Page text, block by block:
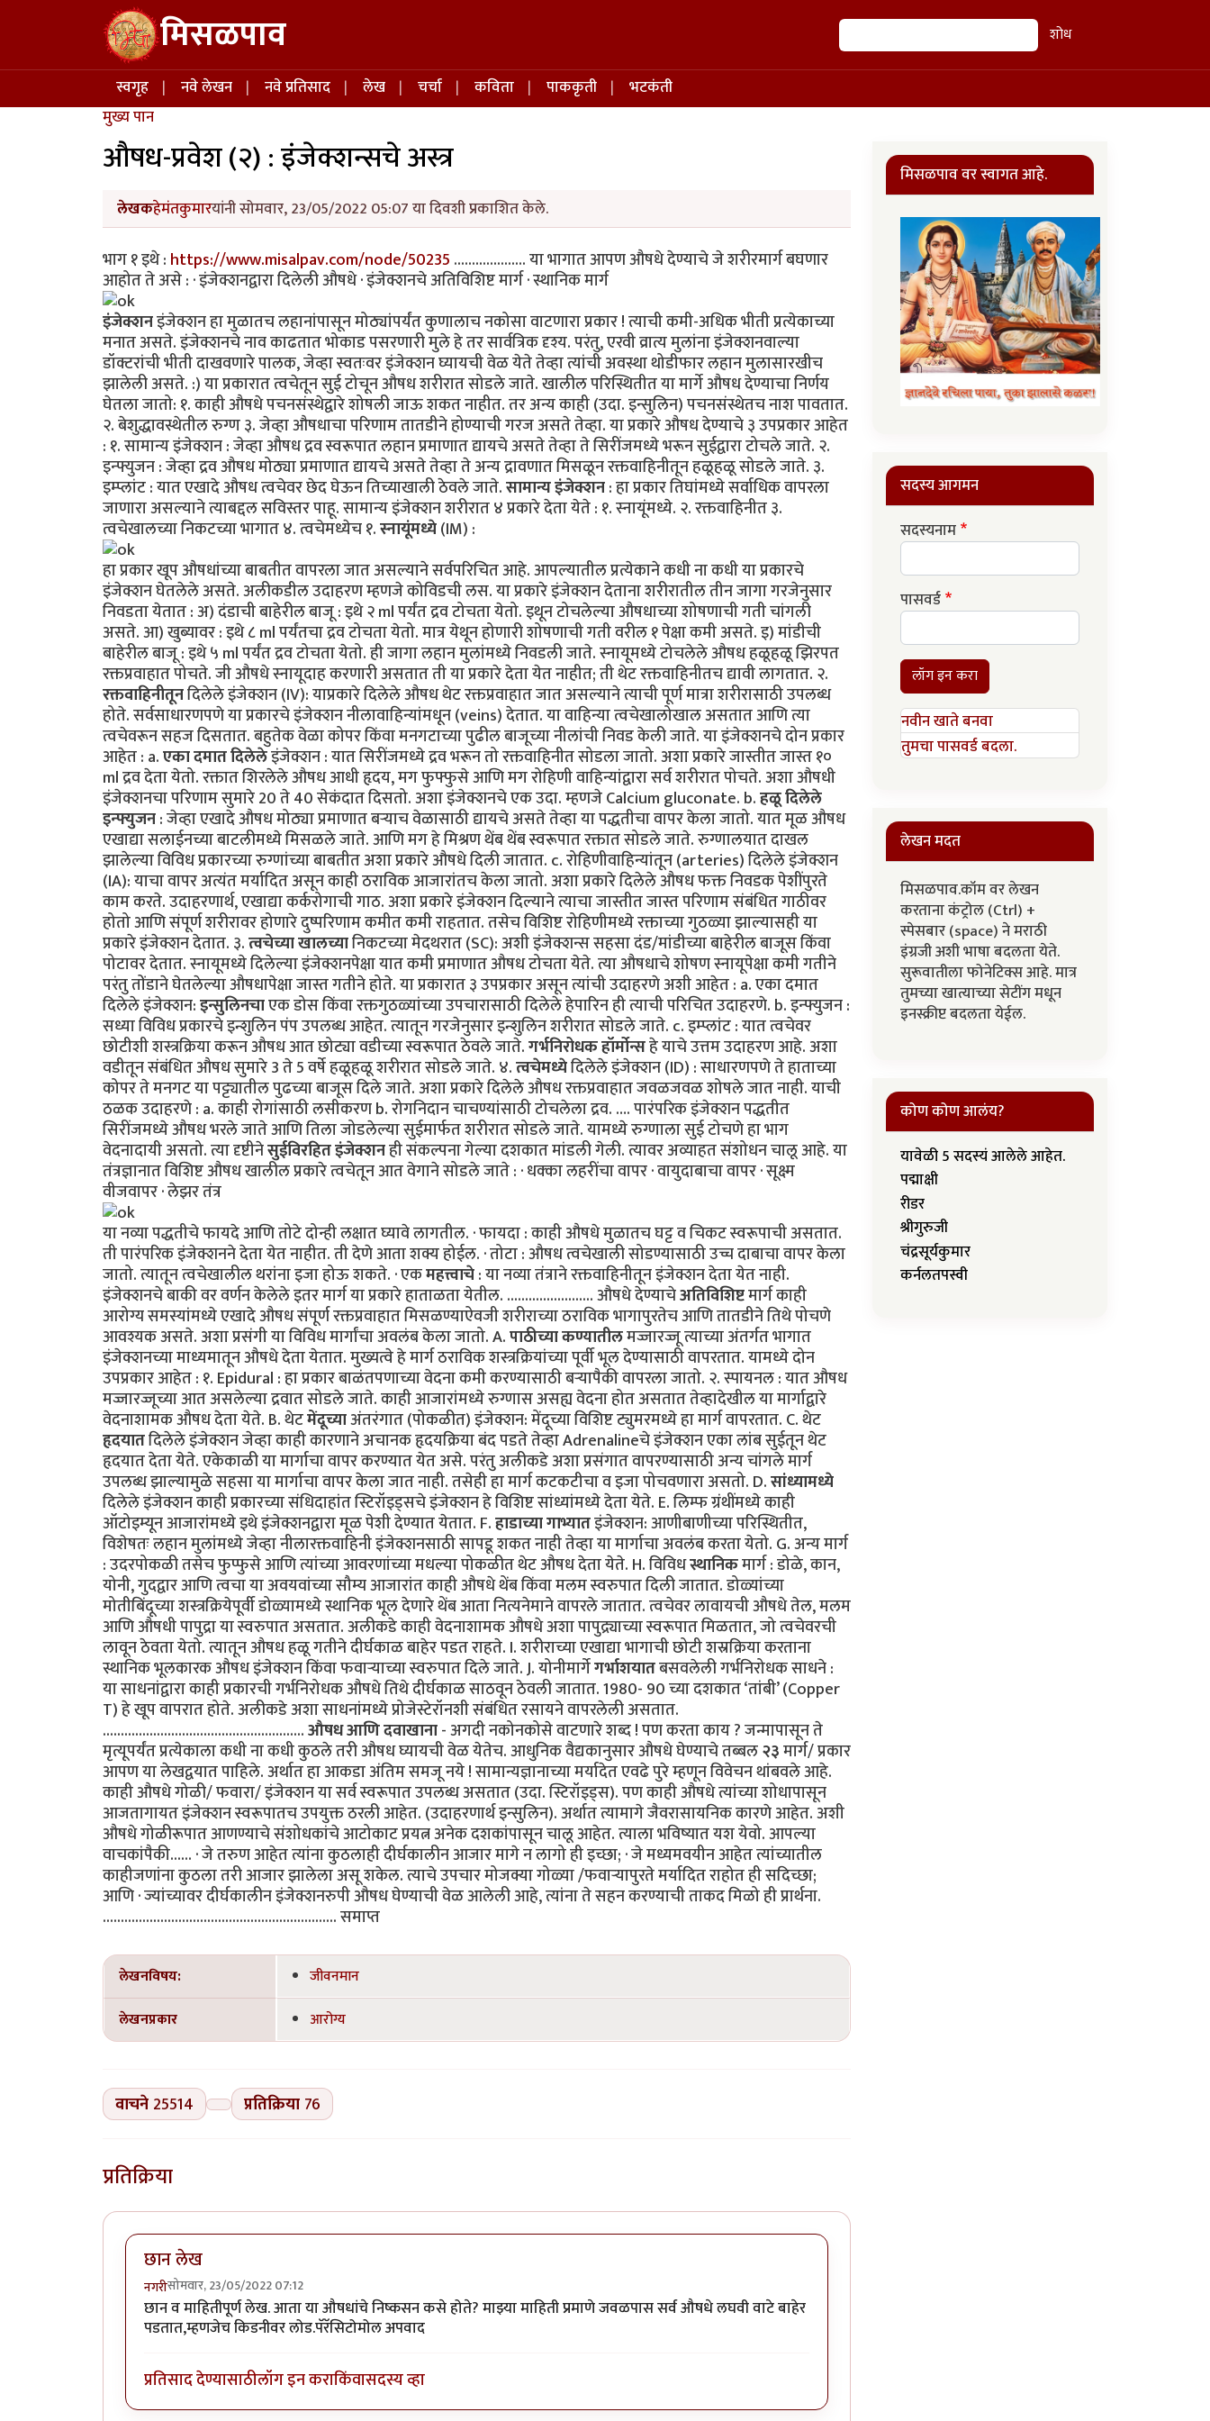
Skip to main content मिसळपाव शोध शोध
Main navigation
स्वगृह नवे लेखन नवे प्रतिसाद लेख चर्चा कविता पाककृती
भटकंती
मुख्य पान
औषध-प्रवेश (२) : इंजेक्शन्सचे अस्त्र
लेखकहेमंतकुमारयांनी सोमवार, 23/05/2022 05:07 या दिवशी प्रकाशित केले.
भाग १ इथे :https://www.misalpav.com/node/50235.................... या भागात आपण औषधे देण्याचे जे शरीरमार्ग बघणार
आहोत ते असे : · इंजेक्शनद्वारा दिलेली औषधे · इंजेक्शनचे अतिविशिष्ट मार्ग · स्थानिक मार्ग
इंजेक्शनइंजेक्शन हा मुळातच लहानांपासून मोठ्यांपर्यंत कुणालाच नकोसा वाटणारा प्रकार ! त्याची कमी-अधिक भीती प्रत्येकाच्या
मनात असते. इंजेक्शनचे नाव काढतात भोकाड पसरणारी मुले हे तर सार्वत्रिक दृश्य. परंतु, एरवी व्रात्य मुलांना इंजेक्शनवाल्या
डॉक्टरांची भीती दाखवणारे पालक, जेव्हा स्वतःवर इंजेक्शन घ्यायची वेळ येते तेव्हा त्यांची अवस्था थोडीफार लहान मुलासारखीच
झालेली असते. :) या प्रकारात त्वचेतून सुई टोचून औषध शरीरात सोडले जाते. खालील परिस्थितीत या मार्गे औषध देण्याचा निर्णय
घेतला जातो: १. काही औषधे पचनसंस्थेद्वारे शोषली जाऊ शकत नाहीत. तर अन्य काही (उदा. इन्सुलिन) पचनसंस्थेतच नाश पावतात.
२. बेशुद्धावस्थेतील रुग्ण ३. जेव्हा औषधाचा परिणाम तातडीने होण्याची गरज असते तेव्हा. या प्रकारे औषध देण्याचे ३ उपप्रकार आहेत
: १. सामान्य इंजेक्शन : जेव्हा औषध द्रव स्वरूपात लहान प्रमाणात द्यायचे असते तेव्हा ते सिरींजमध्ये भरून सुईद्वारा टोचले जाते. २.
इन्फ्युजन : जेव्हा द्रव औषध मोठ्या प्रमाणात द्यायचे असते तेव्हा ते अन्य द्रावणात मिसळून रक्तवाहिनीतून हळूहळू सोडले जाते. ३.
इम्प्लांट : यात एखादे औषध त्वचेवर छेद घेऊन तिच्याखाली ठेवले जाते.सामान्य इंजेक्शन: हा प्रकार तिघांमध्ये सर्वाधिक वापरला
जाणारा असल्याने त्याबद्दल सविस्तर पाहू. सामान्य इंजेक्शन शरीरात ४ प्रकारे देता येते : १. स्नायूंमध्ये. २. रक्तवाहिनीत ३.
त्वचेखालच्या निकटच्या भागात ४. त्वचेमध्येच १.स्नायूंमध्ये(IM) :
हा प्रकार खूप औषधांच्या बाबतीत वापरला जात असल्याने सर्वपरिचित आहे. आपल्यातील प्रत्येकाने कधी ना कधी या प्रकारचे
इंजेक्शन घेतलेले असते. अलीकडील उदाहरण म्हणजे कोविडची लस. या प्रकारे इंजेक्शन देताना शरीरातील तीन जागा गरजेनुसार
निवडता येतात : अ) दंडाची बाहेरील बाजू : इथे २ ml पर्यंत द्रव टोचता येतो. इथून टोचलेल्या औषधाच्या शोषणाची गती चांगली
असते. आ) खुब्यावर : इथे ८ ml पर्यंतचा द्रव टोचता येतो. मात्र येथून होणारी शोषणाची गती वरील १ पेक्षा कमी असते. इ) मांडीची
बाहेरील बाजू : इथे ५ ml पर्यंत द्रव टोचता येतो. ही जागा लहान मुलांमध्ये निवडली जाते. स्नायूमध्ये टोचलेले औषध हळूहळू झिरपत
रक्तप्रवाहात पोचते. जी औषधे स्नायूदाह करणारी असतात ती या प्रकारे देता येत नाहीत; ती थेट रक्तवाहिनीतच द्यावी लागतात. २.
रक्तवाहिनीतूनदिलेले इंजेक्शन (IV): याप्रकारे दिलेले औषध थेट रक्तप्रवाहात जात असल्याने त्याची पूर्ण मात्रा शरीरासाठी उपलब्ध
होते. सर्वसाधारणपणे या प्रकारचे इंजेक्शन नीलावाहिन्यांमधून (veins) देतात. या वाहिन्या त्वचेखालोखाल असतात आणि त्या
त्वचेवरून सहज दिसतात. बहुतेक वेळा कोपर किंवा मनगटाच्या पुढील बाजूच्या नीलांची निवड केली जाते. या इंजेक्शनचे दोन प्रकार
आहेत : a.एका दमात दिलेलेइंजेक्शन : यात सिरींजमध्ये द्रव भरून तो रक्तवाहिनीत सोडला जातो. अशा प्रकारे जास्तीत जास्त १०
ml द्रव देता येतो. रक्तात शिरलेले औषध आधी हृदय, मग फुफ्फुसे आणि मग रोहिणी वाहिन्यांद्वारा सर्व शरीरात पोचते. अशा औषधी
इंजेक्शनचा परिणाम सुमारे 20 ते 40 सेकंदात दिसतो. अशा इंजेक्शनचे एक उदा. म्हणजे Calcium gluconate. b.हळू दिलेले
इन्फ्युजन: जेव्हा एखादे औषध मोठ्या प्रमाणात बऱ्याच वेळासाठी द्यायचे असते तेव्हा या पद्धतीचा वापर केला जातो. यात मूळ औषध
एखाद्या सलाईनच्या बाटलीमध्ये मिसळले जाते. आणि मग हे मिश्रण थेंब थेंब स्वरूपात रक्तात सोडले जाते. रुग्णालयात दाखल
झालेल्या विविध प्रकारच्या रुग्णांच्या बाबतीत अशा प्रकारे औषधे दिली जातात. c. रोहिणीवाहिन्यांतून (arteries) दिलेले इंजेक्शन
(IA): याचा वापर अत्यंत मर्यादित असून काही ठराविक आजारांतच केला जातो. अशा प्रकारे दिलेले औषध फक्त निवडक पेशींपुरते
काम करते. उदाहरणार्थ, एखाद्या कर्करोगाची गाठ. अशा प्रकारे इंजेक्शन दिल्याने त्याचा जास्तीत जास्त परिणाम संबंधित गाठीवर
होतो आणि संपूर्ण शरीरावर होणारे दुष्परिणाम कमीत कमी राहतात. तसेच विशिष्ट रोहिणीमध्ये रक्ताच्या गुठळ्या झाल्यासही या
प्रकारे इंजेक्शन देतात. ३.त्वचेच्या खालच्यानिकटच्या मेदथरात (SC): अशी इंजेक्शन्स सहसा दंड/मांडीच्या बाहेरील बाजूस किंवा
पोटावर देतात. स्नायूमध्ये दिलेल्या इंजेक्शनपेक्षा यात कमी प्रमाणात औषध टोचता येते. त्या औषधाचे शोषण स्नायूपेक्षा कमी गतीने
परंतु तोंडाने घेतलेल्या औषधापेक्षा जास्त गतीने होते. या प्रकारात ३ उपप्रकार असून त्यांची उदाहरणे अशी आहेत : a. एका दमात
दिलेले इंजेक्शन:इन्सुलिनचाएक डोस किंवा रक्तगुठळ्यांच्या उपचारासाठी दिलेले हेपारिन ही त्याची परिचित उदाहरणे. b. इन्फ्युजन :
सध्या विविध प्रकारचे इन्शुलिन पंप उपलब्ध आहेत. त्यातून गरजेनुसार इन्शुलिन शरीरात सोडले जाते. c. इम्प्लांट : यात त्वचेवर
छोटीशी शस्त्रक्रिया करून औषध आत छोट्या वडीच्या स्वरूपात ठेवले जाते.गर्भनिरोधक हॉर्मोन्सहे याचे उत्तम उदाहरण आहे. अशा
वडीतून संबंधित औषध सुमारे 3 ते 5 वर्षे हळूहळू शरीरात सोडले जाते. ४.त्वचेमध्येदिलेले इंजेक्शन (ID) : साधारणपणे ते हाताच्या
कोपर ते मनगट या पट्ट्यातील पुढच्या बाजूस दिले जाते. अशा प्रकारे दिलेले औषध रक्तप्रवाहात जवळजवळ शोषले जात नाही. याची
ठळक उदाहरणे : a. काही रोगांसाठी लसीकरण b. रोगनिदान चाचण्यांसाठी टोचलेला द्रव. …. पारंपरिक इंजेक्शन पद्धतीत
सिरींजमध्ये औषध भरले जाते आणि तिला जोडलेल्या सुईमार्फत शरीरात सोडले जाते. यामध्ये रुग्णाला सुई टोचणे हा भाग
वेदनादायी असतो. त्या दृष्टीनेसुईविरहित इंजेक्शनही संकल्पना गेल्या दशकात मांडली गेली. त्यावर अव्याहत संशोधन चालू आहे. या
तंत्रज्ञानात विशिष्ट औषध खालील प्रकारे त्वचेतून आत वेगाने सोडले जाते : · धक्का लहरींचा वापर · वायुदाबाचा वापर · सूक्ष्म
वीजवापर · लेझर तंत्र
या नव्या पद्धतीचे फायदे आणि तोटे दोन्ही लक्षात घ्यावे लागतील. · फायदा : काही औषधे मुळातच घट्ट व चिकट स्वरूपाची असतात.
ती पारंपरिक इंजेक्शनने देता येत नाहीत. ती देणे आता शक्य होईल. · तोटा : औषध त्वचेखाली सोडण्यासाठी उच्च दाबाचा वापर केला
जातो. त्यातून त्वचेखालील थरांना इजा होऊ शकते. · एकमहत्त्वाचे: या नव्या तंत्राने रक्तवाहिनीतून इंजेक्शन देता येत नाही.
इंजेक्शनचे बाकी वर वर्णन केलेले इतर मार्ग या प्रकारे हाताळता येतील. ........................ औषधे देण्याचेअतिविशिष्टमार्ग काही
आरोग्य समस्यांमध्ये एखादे औषध संपूर्ण रक्तप्रवाहात मिसळण्याऐवजी शरीराच्या ठराविक भागापुरतेच आणि तातडीने तिथे पोचणे
आवश्यक असते. अशा प्रसंगी या विविध मार्गांचा अवलंब केला जातो. A.पाठीच्या कण्यातीलमज्जारज्जू त्याच्या अंतर्गत भागात
इंजेक्शनच्या माध्यमातून औषधे देता येतात. मुख्यत्वे हे मार्ग ठराविक शस्त्रक्रियांच्या पूर्वी भूल देण्यासाठी वापरतात. यामध्ये दोन
उपप्रकार आहेत : १. Epidural : हा प्रकार बाळंतपणाच्या वेदना कमी करण्यासाठी बऱ्यापैकी वापरला जातो. २. स्पायनल : यात औषध
मज्जारज्जूच्या आत असलेल्या द्रवात सोडले जाते. काही आजारांमध्ये रुग्णास असह्य वेदना होत असतात तेव्हादेखील या मार्गाद्वारे
वेदनाशामक औषध देता येते. B. थेटमेंदूच्याअंतरंगात (पोकळीत) इंजेक्शन: मेंदूच्या विशिष्ट ट्युमरमध्ये हा मार्ग वापरतात. C. थेट
हृदयातदिलेले इंजेक्शन जेव्हा काही कारणाने अचानक हृदयक्रिया बंद पडते तेव्हा Adrenalineचे इंजेक्शन एका लांब सुईतून थेट
हृदयात देता येते. एकेकाळी या मार्गाचा वापर करण्यात येत असे. परंतु अलीकडे अशा प्रसंगात वापरण्यासाठी अन्य चांगले मार्ग
उपलब्ध झाल्यामुळे सहसा या मार्गाचा वापर केला जात नाही. तसेही हा मार्ग कटकटीचा व इजा पोचवणारा असतो. D.सांध्यामध्ये
दिलेले इंजेक्शन काही प्रकारच्या संधिदाहांत स्टिरॉइड्सचे इंजेक्शन हे विशिष्ट सांध्यांमध्ये देता येते. E. लिम्फ ग्रंथींमध्ये काही
ऑटोइम्यून आजारांमध्ये इथे इंजेक्शनद्वारा मूळ पेशी देण्यात येतात. F.हाडाच्या गाभ्यातइंजेक्शन: आणीबाणीच्या परिस्थितीत,
विशेषतः लहान मुलांमध्ये जेव्हा नीलारक्तवाहिनी इंजेक्शनसाठी सापडू शकत नाही तेव्हा या मार्गाचा अवलंब करता येतो. G. अन्य मार्ग
: उदरपोकळी तसेच फुप्फुसे आणि त्यांच्या आवरणांच्या मधल्या पोकळीत थेट औषध देता येते. H. विविधस्थानिकमार्ग : डोळे, कान,
योनी, गुदद्वार आणि त्वचा या अवयवांच्या सौम्य आजारांत काही औषधे थेंब किंवा मलम स्वरुपात दिली जातात. डोळ्यांच्या
मोतीबिंदूच्या शस्त्रक्रियेपूर्वी डोळ्यामध्ये स्थानिक भूल देणारे थेंब आता नित्यनेमाने वापरले जातात. त्वचेवर लावायची औषधे तेल, मलम
आणि औषधी पापुद्रा या स्वरुपात असतात. अलीकडे काही वेदनाशामक औषधे अशा पापुद्र्याच्या स्वरूपात मिळतात, जो त्वचेवरची
लावून ठेवता येतो. त्यातून औषध हळू गतीने दीर्घकाळ बाहेर पडत राहते. I. शरीराच्या एखाद्या भागाची छोटी शस्रक्रिया करताना
स्थानिक भूलकारक औषध इंजेक्शन किंवा फवाऱ्याच्या स्वरुपात दिले जाते. J. योनीमार्गेगर्भाशयातबसवलेली गर्भनिरोधक साधने :
या साधनांद्वारा काही प्रकारची गर्भनिरोधक औषधे तिथे दीर्घकाळ साठवून ठेवली जातात. 1980- 90 च्या दशकात ‘तांबी’ (Copper
T) हे खूप वापरात होते. अलीकडे अशा साधनांमध्ये प्रोजेस्टेरॉनशी संबंधित रसायने वापरलेली असतात.
........................................................औषध आणि दवाखाना- अगदी नकोनकोसे वाटणारे शब्द ! पण करता काय ? जन्मापासून ते
मृत्यूपर्यंत प्रत्येकाला कधी ना कधी कुठले तरी औषध घ्यायची वेळ येतेच. आधुनिक वैद्यकानुसार औषधे घेण्याचे तब्बल२३मार्ग/ प्रकार
आपण या लेखद्वयात पाहिले. अर्थात हा आकडा अंतिम समजू नये ! सामान्यज्ञानाच्या मर्यादेत एवढे पुरे म्हणून विवेचन थांबवले आहे.
काही औषधे गोळी/ फवारा/ इंजेक्शन या सर्व स्वरूपात उपलब्ध असतात (उदा. स्टिरॉइड्स). पण काही औषधे त्यांच्या शोधापासून
आजतागायत इंजेक्शन स्वरूपातच उपयुक्त ठरली आहेत. (उदाहरणार्थ इन्सुलिन). अर्थात त्यामागे जैवरासायनिक कारणे आहेत. अशी
औषधे गोळीरूपात आणण्याचे संशोधकांचे आटोकाट प्रयत्न अनेक दशकांपासून चालू आहेत. त्याला भविष्यात यश येवो. आपल्या
वाचकांपैकी...... · जे तरुण आहेत त्यांना कुठलाही दीर्घकालीन आजार मागे न लागो ही इच्छा; · जे मध्यमवयीन आहेत त्यांच्यातील
काहीजणांना कुठला तरी आजार झालेला असू शकेल. त्याचे उपचार मोजक्या गोळ्या /फवाऱ्यापुरते मर्यादित राहोत ही सदिच्छा;
आणि · ज्यांच्यावर दीर्घकालीन इंजेक्शनरुपी औषध घेण्याची वेळ आलेली आहे, त्यांना ते सहन करण्याची ताकद मिळो ही प्रार्थना.
................................................................. समाप्त
लेखनविषय:
जीवनमान
लेखनप्रकार
आरोग्य
वाचने 25514 प्रतिक्रिया 76
प्रतिक्रिया
छान लेख
नगरीसोमवार, 23/05/2022 07:12
छान व माहितीपूर्ण लेख. आता या औषधांचे निष्कसन कसे होते? माझ्या माहिती प्रमाणे जवळपास सर्व औषधे लघवी वाटे बाहेर
पडतात,म्हणजेच किडनीवर लोड.पॅरॅसिटोमोल अपवाद
प्रतिसाद देण्यासाठीलॉग इन कराकिंवासदस्य व्हा
मिसळपाव वर स्वागत आहे.
सदस्य आगमन
सदस्यनाम
पासवर्ड
लॉग इन करा
नवीन खाते बनवा
तुमचा पासवर्ड बदला.
लेखन मदत
मिसळपाव.कॉम वर लेखन
करताना कंट्रोल (Ctrl) +
स्पेसबार (space) ने मराठी
इंग्रजी अशी भाषा बदलता येते.
सुरूवातीला फोनेटिक्स आहे. मात्र
तुमच्या खात्याच्या सेटींग मधून
इनस्क्रीप्ट बदलता येईल.
कोण कोण आलंय?
यावेळी 5 सदस्यं आलेले आहेत.
पद्माक्षी
रीडर
श्रीगुरुजी
चंद्रसूर्यकुमार
कर्नलतपस्वी